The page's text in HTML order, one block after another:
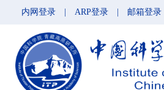
内网登录 ARP登录 邮箱登录